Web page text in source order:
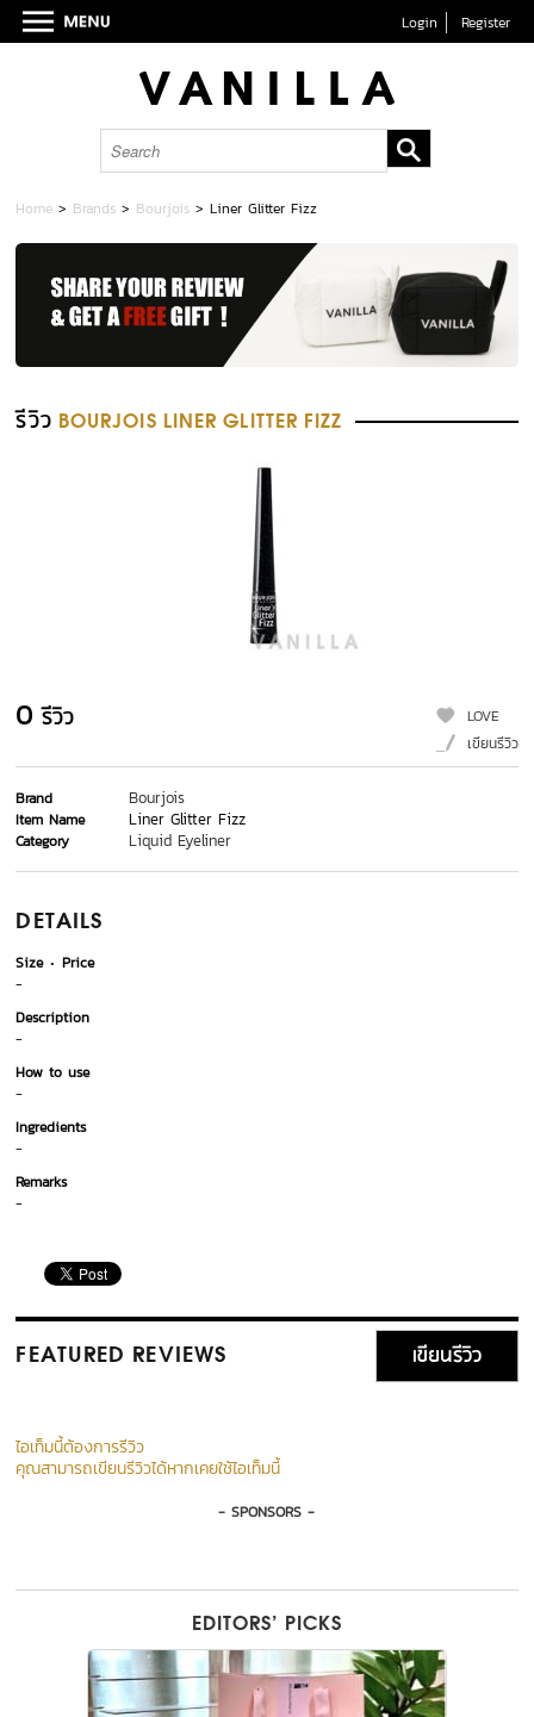
Login Register
Home > Brands > Bourjois >Liner Glitter Fizz
รีวิว BOURJOIS LINER GLITTER FIZZ
0 รีวิว
LOVE
เขียนรีวิว
Brand Bourjois
Item Name Liner Glitter Fizz
Category Liquid Eyeliner
DETAILS
Size
Price
-
Description
-
How to use
-
Ingredients
-
Remarks
-
FEATURED REVIEWS เขียนรีวิว
ไอเท็มนี้ต้องการรีวิว
คุณสามารถเขียนรีวิวได้หากเคยใช้ไอเท็มนี้
- SPONSORS -
EDITORS’ PICKS